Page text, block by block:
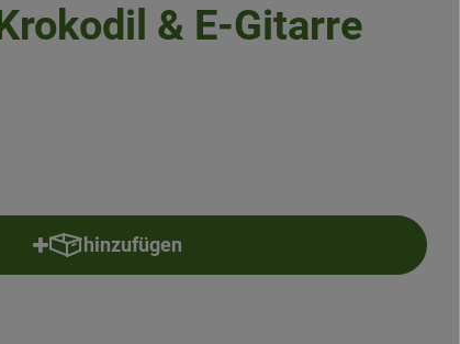
& E-Gitarre
hinzufügen
Produkt zum Warenkorb hinzufügen